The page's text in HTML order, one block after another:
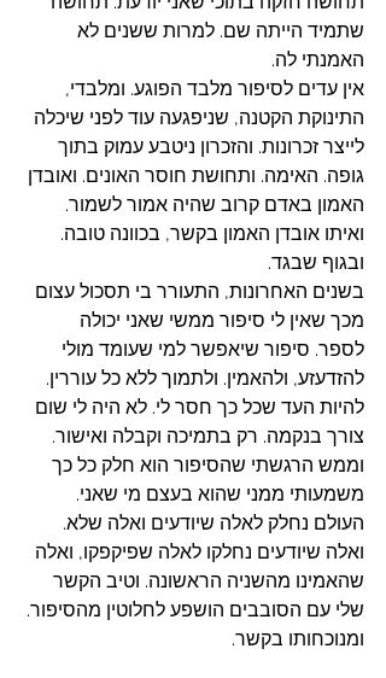
שתמיד הייתה שם. למרות ששנים לא
האמנתי לה.
אין עדים לסיפור מלבד הפוגע. ומלבדי,
התינוקת הקטנה, שניפגעה עוד לפני שיכלה
לייצר זכרונות. והזכרון ניטבע עמוק בתוך
גופה. האימה. ותחושת חוסר האונים. ואובדן
האמון באדם קרוב שהיה אמור לשמור.
ואיתו אובדן האמון בקשר, בכוונה טובה.
ובגוף שבגד.
בשנים האחרונות, התעורר בי תסכול עצום
מכך שאין לי סיפור ממשי שאני יכולה
לספר. סיפור שיאפשר למי שעומד מולי
להזדעזע, ולהאמין. ולתמוך ללא כל עוררין.
להיות העד שכל כך חסר לי. לא היה לי שום
צורך בנקמה. רק בתמיכה וקבלה ואישור.
וממש הרגשתי שהסיפור הוא חלק כל כך
משמעותי ממני שהוא בעצם מי שאני.
העולם נחלק לאלה שיודעים ואלה שלא.
ואלה שיודעים נחלקו לאלה שפיקפקו, ואלה
שהאמינו מהשניה הראשונה. וטיב הקשר
שלי עם הסובבים הושפע לחלוטין מהסיפור.
ומנוכחותו בקשר.